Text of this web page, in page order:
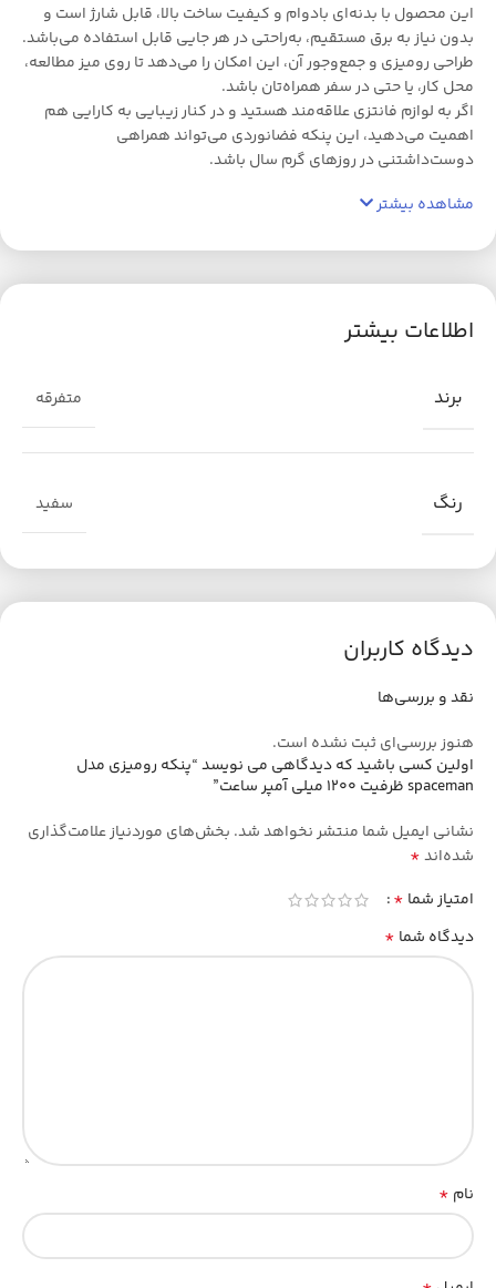
این محصول با بدنه‌ای بادوام و کیفیت ساخت بالا، قابل شارژ است و
بدون نیاز به برق مستقیم، به‌راحتی در هر جایی قابل استفاده می‌باشد.
طراحی رومیزی و جمع‌وجور آن، این امکان را می‌دهد تا روی میز مطالعه،
محل کار، یا حتی در سفر همراه‌تان باشد.
اگر به لوازم فانتزی علاقه‌مند هستید و در کنار زیبایی به کارایی هم
اهمیت می‌دهید، این پنکه فضانوردی می‌تواند همراهی
دوست‌داشتنی در روزهای گرم سال باشد.
مشاهده بیشتر
اطلاعات بیشتر
برند متفرقه
رنگ سفید
دیدگاه کاربران
نقد و بررسی‌ها
هنوز بررسی‌ای ثبت نشده است.
اولین کسی باشید که دیدگاهی می نویسد “پنکه رومیزی مدل
spaceman ظرفیت 1200 میلی آمپر ساعت”
نشانی ایمیل شما منتشر نخواهد شد. بخش‌های موردنیاز علامت‌گذاری
شده‌اند*
امتیاز شما *
دیدگاه شما *
نام *